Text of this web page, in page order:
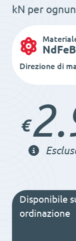
kN per
NdFeB
Direzione di
€
Disponibile
ordinazione